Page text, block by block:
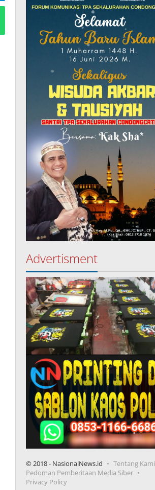
Advertisment
© 2018 - NasionalNews.id
Tentang Kami
Pedoman Pemberitaan Media Siber
Privacy Policy